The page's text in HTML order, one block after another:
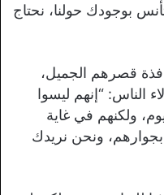
بوجودك حولنا، نحتاج
قصرهم الجميل،
الناس: “إنهم ليسوا
ولكنهم في غاية
ونحن نريدك